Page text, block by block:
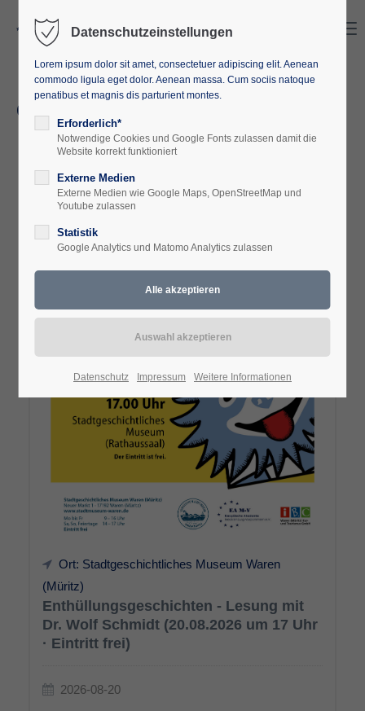
Geplante Veranstaltungen
20
AUG
2026
Ort: Stadtgeschichtliches Museum Waren
(Müritz)
Enthüllungsgeschichten - Lesung mit
Dr. Wolf Schmidt (20.08.2026 um 17 Uhr
· Eintritt frei)
2026-08-20
Datenschutzeinstellungen
Lorem ipsum dolor sit amet, consectetuer adipiscing elit. Aenean
commodo ligula eget dolor. Aenean massa. Cum sociis natoque
penatibus et magnis dis parturient montes.
Erforderlich*
Notwendige Cookies und Google Fonts zulassen damit die
Website korrekt funktioniert
Externe Medien
Externe Medien wie Google Maps, OpenStreetMap und
Youtube zulassen
Statistik
Google Analytics und Matomo Analytics zulassen
Datenschutz Impressum Weitere Informationen